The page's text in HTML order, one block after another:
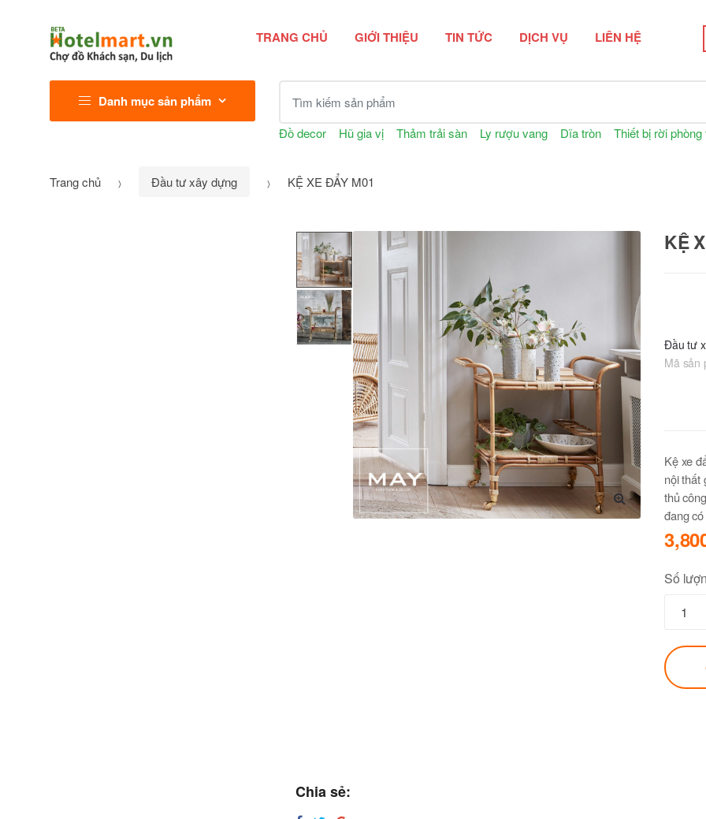
TRANG CHỦ GIỚI THIỆU TIN TỨC DỊCH VỤ LIÊN HỆ
Danh mục sản phẩm
Đồ decor Hũ gia vị Thảm trải sàn Ly rượu vang Dĩa tròn Thiết bị rời phòng
Trang chủ Đầu tư xây dựng KỆ XE ĐẨY M01
🔍
KỆ
Đầu tư
Mã sản
Kệ xe
nội thất
thủ
đang
Số
Chia sẻ: